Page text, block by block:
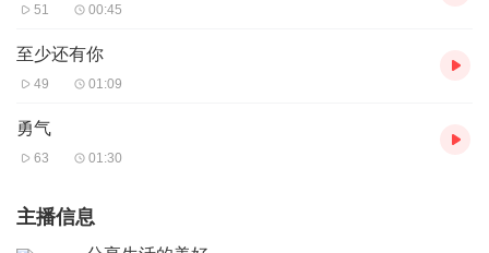
51 00:45
至少还有你
49 01:09
勇气
63 01:30
主播信息